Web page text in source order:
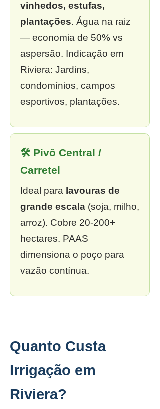
vinhedos, estufas,
plantações. Água na raiz
— economia de 50% vs
aspersão. Indicação em
Riviera: Jardins,
condomínios, campos
esportivos, plantações.
🛠 Pivô Central /
Carretel
Ideal para lavouras de
grande escala (soja, milho,
arroz). Cobre 20-200+
hectares. PAAS
dimensiona o poço para
vazão contínua.
Quanto Custa
Irrigação em
Riviera?